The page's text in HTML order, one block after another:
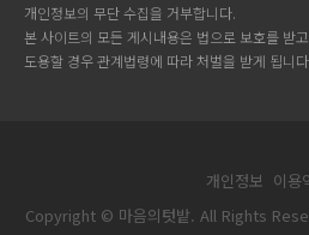
개인정보의 무단 수집을 거부합니다.
본 사이트의 모든 게시내용은 법으로 보호를 받
도용할 경우 관계법령에 따라 처벌을 받게 됩니
개인정보 이용
Copyright © 마음의텃밭. All Rights